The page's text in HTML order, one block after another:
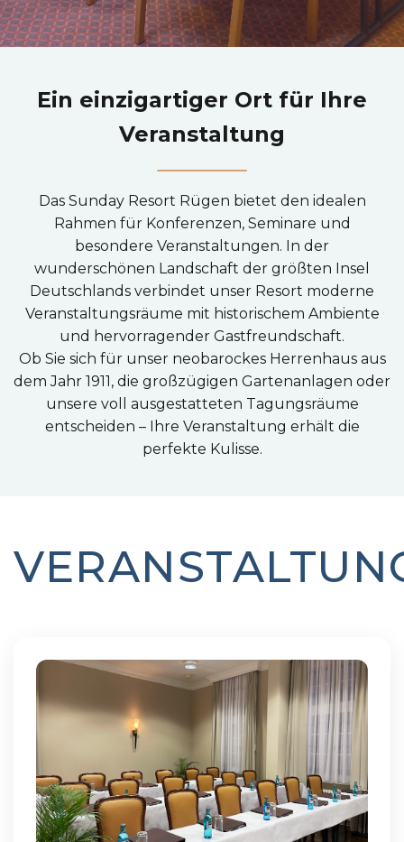
Ein einzigartiger Ort für Ihre
Veranstaltung
Das Sunday Resort Rügen bietet den idealen
Rahmen für Konferenzen, Seminare und
besondere Veranstaltungen. In der
wunderschönen Landschaft der größten Insel
Deutschlands verbindet unser Resort moderne
Veranstaltungsräume mit historischem Ambiente
und hervorragender Gastfreundschaft.
Ob Sie sich für unser neobarockes Herrenhaus aus
dem Jahr 1911, die großzügigen Gartenanlagen oder
unsere voll ausgestatteten Tagungsräume
entscheiden – Ihre Veranstaltung erhält die
perfekte Kulisse.